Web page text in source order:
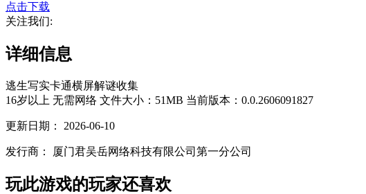
点击下载
关注我们:
详细信息
逃生写实卡通横屏解谜收集
16岁以上 无需网络 文件大小：51MB 当前版本：0.0.2606091827
更新日期： 2026-06-10
发行商： 厦门君吴岳网络科技有限公司第一分公司
玩此游戏的玩家还喜欢